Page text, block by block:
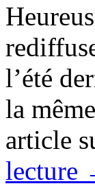
l’été
la
article
lecture